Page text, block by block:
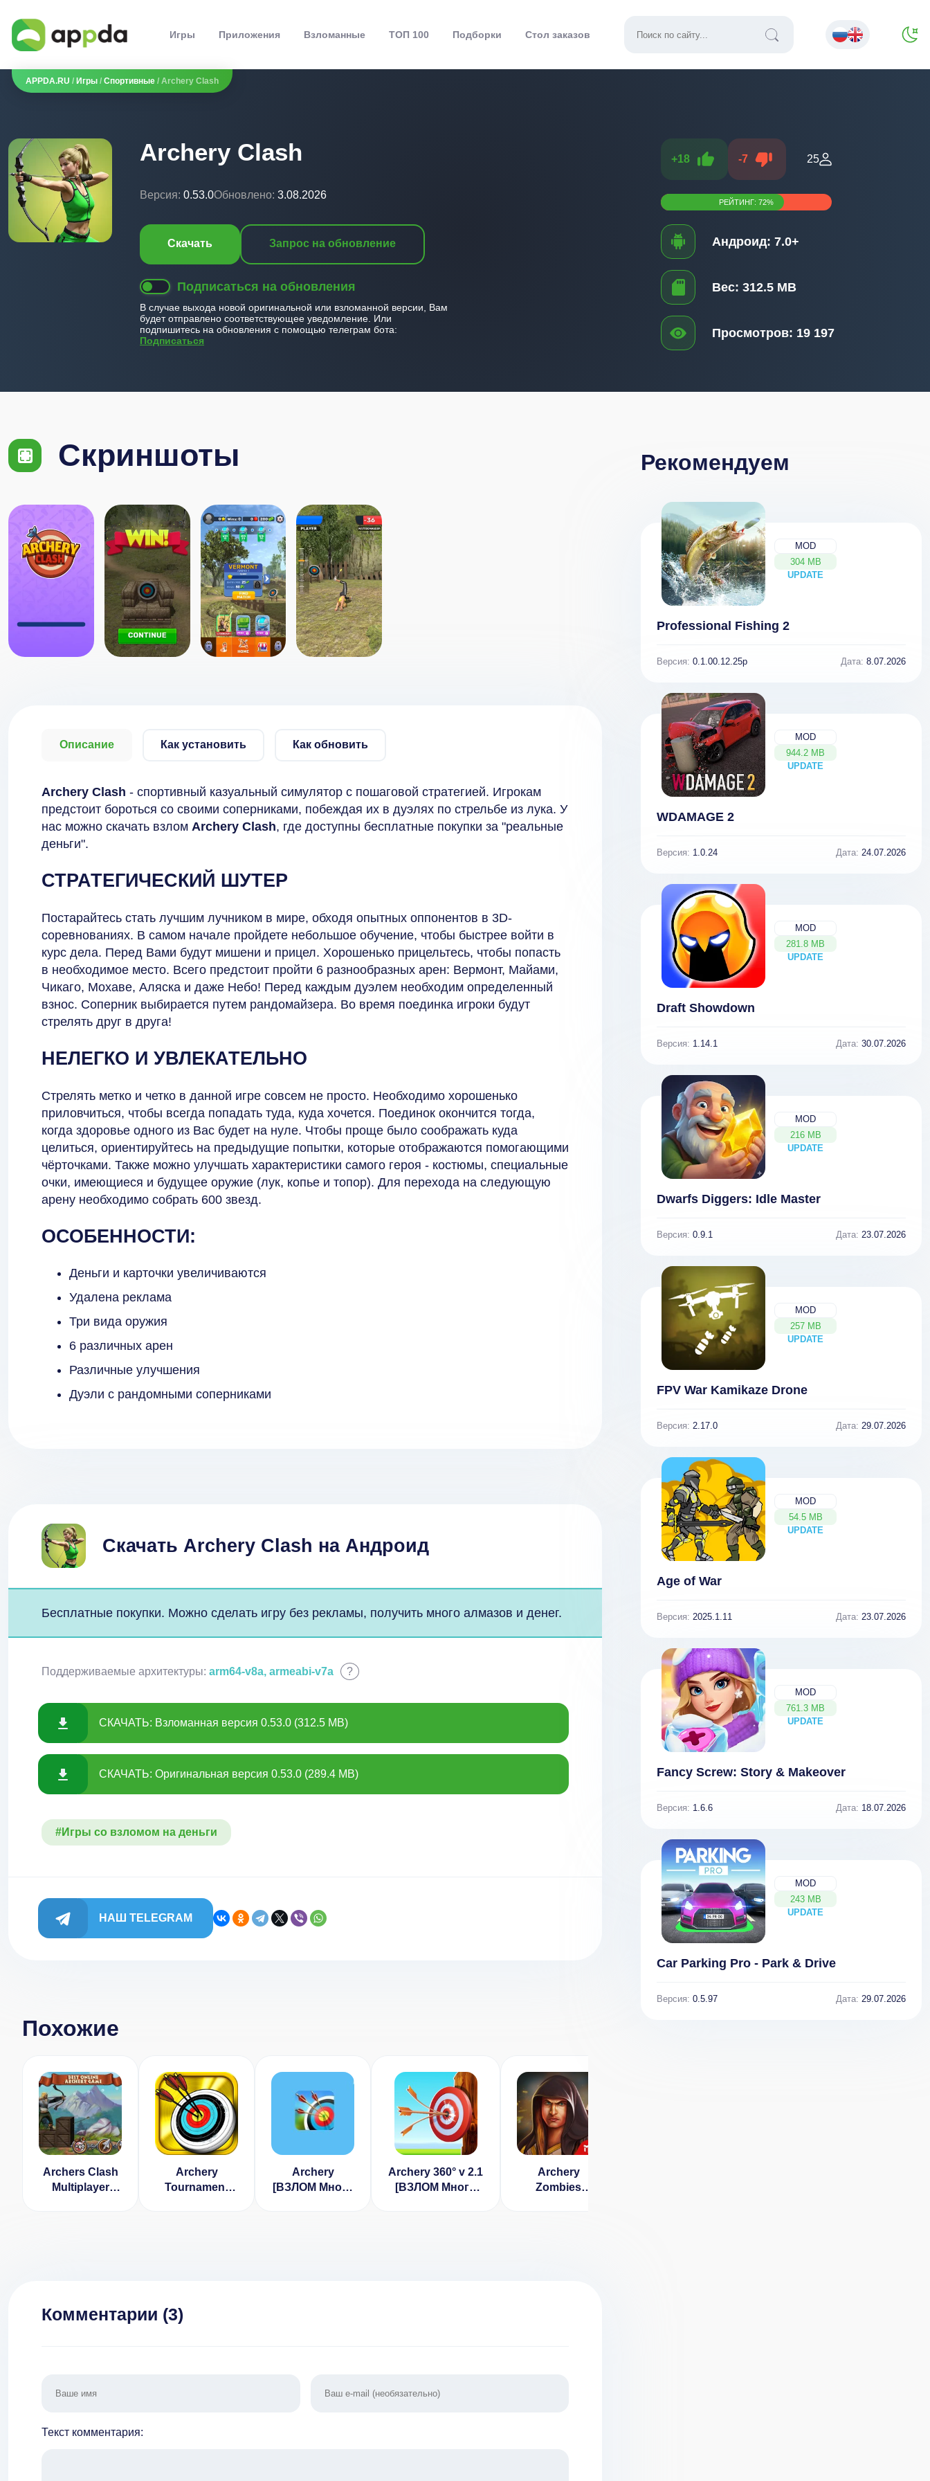
Игры Приложения Взломанные ТОП 100 Подборки Стол заказов
APPDA.RU / Игры / Спортивные / Archery Clash
Archery Clash
Версия: 0.53.0Обновлено: 3.08.2026
Скачать Запрос на обновление
Подписаться на обновления
В случае выхода новой оригинальной или взломанной версии, Вам
будет отправлено соответствующее уведомление. Или
подпишитесь на обновления с помощью телеграм бота:
Подписаться
+18 -7 25
РЕЙТИНГ:72%
Андроид: 7.0+
Вес: 312.5 MB
Просмотров: 19 197
Скриншоты
Описание Как установить Как обновить
Archery Clash - спортивный казуальный симулятор с пошаговой стратегией. Игрокам
предстоит бороться со своими соперниками, побеждая их в дуэлях по стрельбе из лука. У
нас можно скачать взлом Archery Clash, где доступны бесплатные покупки за "реальные
деньги".
СТРАТЕГИЧЕСКИЙ ШУТЕР
Постарайтесь стать лучшим лучником в мире, обходя опытных оппонентов в 3D-
соревнованиях. В самом начале пройдете небольшое обучение, чтобы быстрее войти в
курс дела. Перед Вами будут мишени и прицел. Хорошенько прицельтесь, чтобы попасть
в необходимое место. Всего предстоит пройти 6 разнообразных арен: Вермонт, Майами,
Чикаго, Мохаве, Аляска и даже Небо! Перед каждым дуэлем необходим определенный
взнос. Соперник выбирается путем рандомайзера. Во время поединка игроки будут
стрелять друг в друга!
НЕЛЕГКО И УВЛЕКАТЕЛЬНО
Стрелять метко и четко в данной игре совсем не просто. Необходимо хорошенько
приловчиться, чтобы всегда попадать туда, куда хочется. Поединок окончится тогда,
когда здоровье одного из Вас будет на нуле. Чтобы проще было соображать куда
целиться, ориентируйтесь на предыдущие попытки, которые отображаются помогающими
чёрточками. Также можно улучшать характеристики самого героя - костюмы, специальные
очки, имеющиеся и будущее оружие (лук, копье и топор). Для перехода на следующую
арену необходимо собрать 600 звезд.
ОСОБЕННОСТИ:
Деньги и карточки увеличиваются
Удалена реклама
Три вида оружия
6 различных арен
Различные улучшения
Дуэли с рандомными соперниками
Скачать Archery Clash на Андроид
Бесплатные покупки. Можно сделать игру без рекламы, получить много алмазов и денег.
Поддерживаемые архитектуры: arm64-v8a, armeabi-v7a ?
СКАЧАТЬ: Взломанная версия 0.53.0 (312.5 MB)
СКАЧАТЬ: Оригинальная версия 0.53.0 (289.4 MB)
#Игры со взломом на деньги
НАШ TELEGRAM
Похожие
Archers Clash
Multiplayer
Archery
Tournament
Archery
[ВЗЛОМ Много
Archery 360° v 2.1
[ВЗЛОМ Много
Archery
Zombies
Комментарии (3)
Текст комментария:
Рекомендуем
MOD
304 MB
UPDATE
NEW
Professional Fishing 2
Версия: 0.1.00.12.25p Дата: 8.07.2026
MOD
944.2 MB
UPDATE
NEW
WDAMAGE 2
Версия: 1.0.24 Дата: 24.07.2026
MOD
281.8 MB
UPDATE
NEW
Draft Showdown
Версия: 1.14.1 Дата: 30.07.2026
MOD
216 MB
UPDATE
NEW
Dwarfs Diggers: Idle Master
Версия: 0.9.1 Дата: 23.07.2026
MOD
257 MB
UPDATE
NEW
FPV War Kamikaze Drone
Версия: 2.17.0 Дата: 29.07.2026
MOD
54.5 MB
UPDATE
NEW
Age of War
Версия: 2025.1.11 Дата: 23.07.2026
MOD
761.3 MB
UPDATE
NEW
Fancy Screw: Story & Makeover
Версия: 1.6.6 Дата: 18.07.2026
MOD
243 MB
UPDATE
NEW
Car Parking Pro - Park & Drive
Версия: 0.5.97 Дата: 29.07.2026